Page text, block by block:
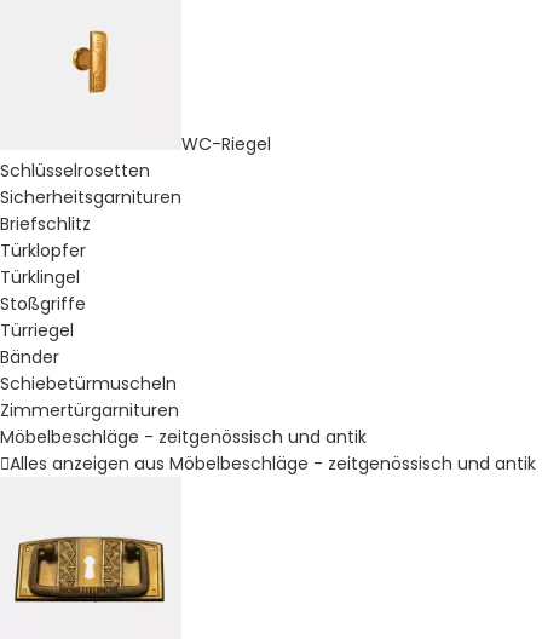
WC-Riegel
Schlüsselrosetten
Sicherheitsgarnituren
Briefschlitz
Türklopfer
Türklingel
Stoßgriffe
Türriegel
Bänder
Schiebetürmuscheln
Zimmertürgarnituren
Möbelbeschläge - zeitgenössisch und antik
Alles anzeigen aus Möbelbeschläge - zeitgenössisch und antik